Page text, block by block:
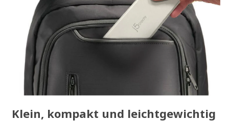
Klein, kompakt und leichtgewichtig